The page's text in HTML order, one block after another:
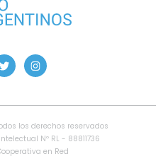
los derechos reservados
Nº RL - 88811736
en Red